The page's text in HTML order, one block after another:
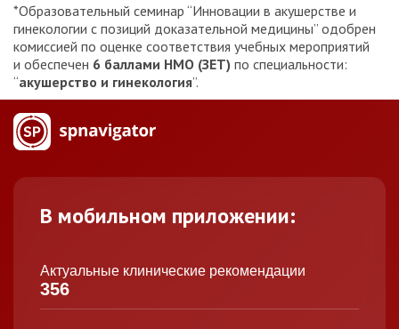
*Образовательный семинар “Инновации в акушерстве и
гинекологии с позиций доказательной медицины” одобрен
комиссией по оценке соответствия учебных мероприятий
и обеспечен 6 баллами НМО (ЗЕТ) по специальности:
“акушерство и гинекология”.
В мобильном приложении:
Актуальные клинические рекомендации
356